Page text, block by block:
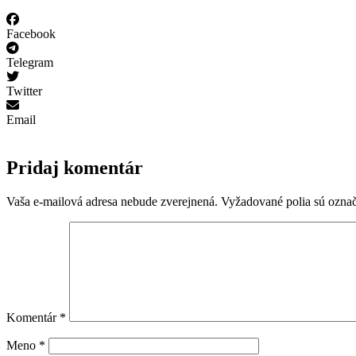
Facebook
Telegram
Twitter
Email
Pridaj komentár
Vaša e-mailová adresa nebude zverejnená. Vyžadované polia sú
Komentár *
Meno *